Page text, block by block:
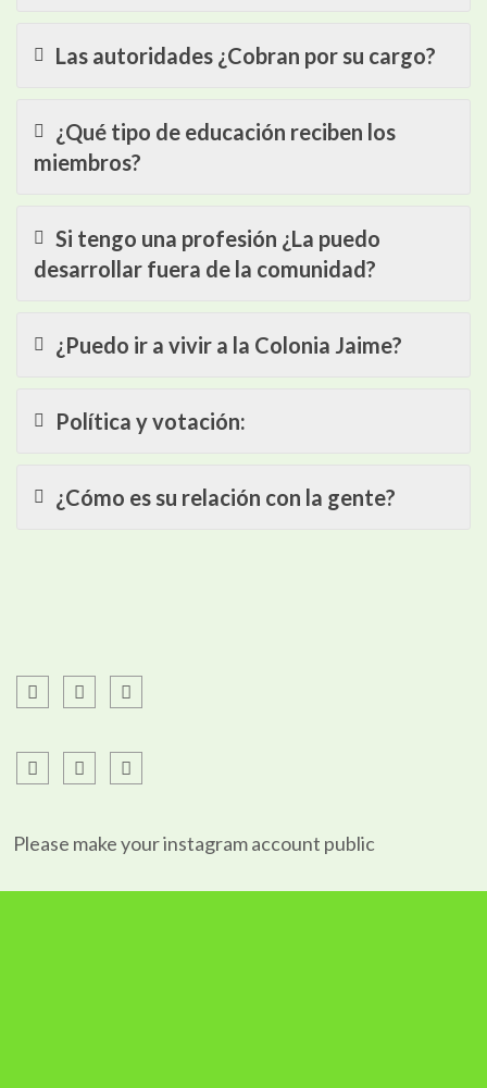
Las autoridades ¿Cobran por su cargo?
¿Qué tipo de educación reciben los
miembros?
Si tengo una profesión ¿La puedo
desarrollar fuera de la comunidad?
¿Puedo ir a vivir a la Colonia Jaime?
Política y votación:
¿Cómo es su relación con la gente?
Please make your instagram account public